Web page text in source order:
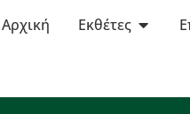
Αρχική Εκθέτες